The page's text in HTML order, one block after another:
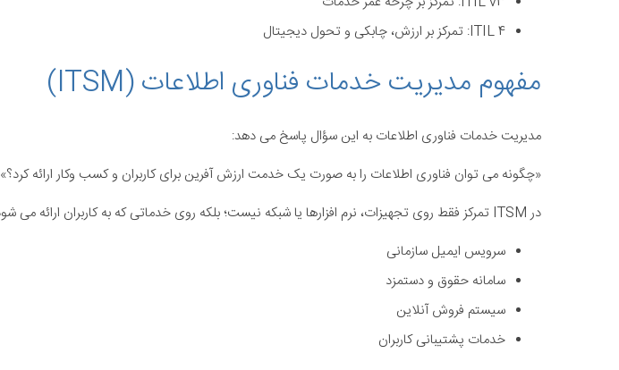
ITIL 4: تمرکز بر ارزش، چابکی و تحول دیجیتال
مفهوم مدیریت خدمات فناوری اطلاعات (ITSM)
مدیریت خدمات فناوری اطلاعات به این سؤال پاسخ می دهد:
«چگونه می توان فناوری اطلاعات را به صورت یک خدمت ارزش آفرین برای کاربران و کسب وکار ارائه کرد؟»
در ITSM تمرکز فقط روی تجهیزات، نرم افزارها یا شبکه نیست؛ بلکه روی خدماتی که به کاربران ارائه می شود تمرکز دارد. برای مثال:
سرویس ایمیل سازمانی
سامانه حقوق و دستمزد
سیستم فروش آنلاین
خدمات پشتیبانی کاربران